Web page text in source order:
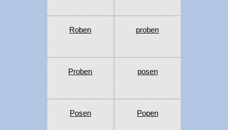
Roben proben
Proben posen
Posen Popen